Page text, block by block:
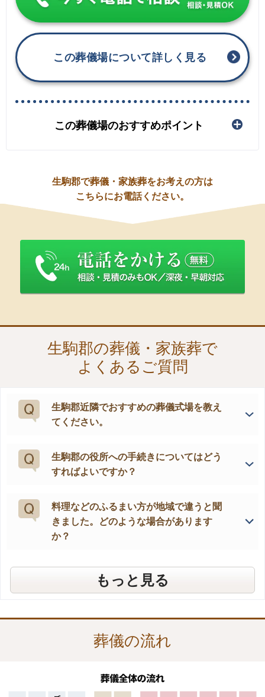
この葬儀場について詳しく見る
この葬儀場のおすすめポイント
生駒郡で葬儀・家族葬をお考えの方は
こちらにお電話ください。
生駒郡の葬儀・家族葬で
よくあるご質問
生駒郡近隣でおすすめの葬儀式場を教え
てください。
生駒郡の役所への手続きについてはどう
すればよいですか？
料理などのふるまい方が地域で違うと聞
きました。どのような場合があります
か？
葬儀費用の注意点は、どんな所ですか？
もしもの時、すぐに必要なものは何です
深夜・早朝でも対応してくれますか？
葬儀に参加する人数の予想の仕方はあり
葬儀式場は、どこにすればよいでしょう
家族葬を行う際に注意することはありま
葬儀の後のことも相談できますか？
“葬祭ディレクター”とは、どのような人
でしょうか？もっと見る
葬儀の流れ